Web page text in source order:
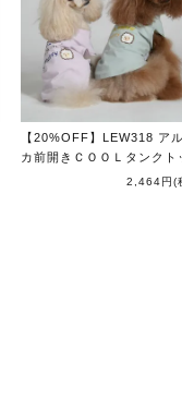
【20%OFF】LEW318 ア
カ前開きＣＯＯＬタンクト
2,464円(